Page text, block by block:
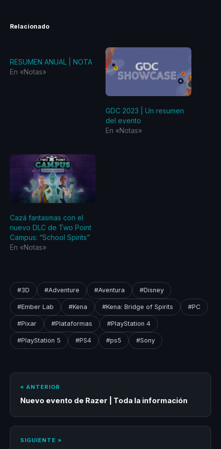
Relacionado
RESUMEN ANUAL | NOTA
En «Notas»
GDC 2023 | Un resumen
del evento
En «Notas»
Cazá fantasmas con el
nuevo DLC de Two Point
Campus: “School Spirits”
En «Notas»
#3D #Adventure #Aventura #Disney
#Ember Lab #Kena #Kena: Bridge of Spirits #PC
#Pixar #Plataformas #PlayStation 4
#PlayStation 5 #PS4 #ps5 #Sony
« ANTERIOR
Nuevo evento de Razer | Toda la información
SIGUIENTE »